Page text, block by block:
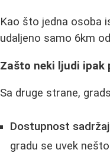
Kao što jedna osoba
udaljeno samo 6km
Zašto neki ljudi ipak
Sa druge strane,
Dostupnost
gradu se uvek